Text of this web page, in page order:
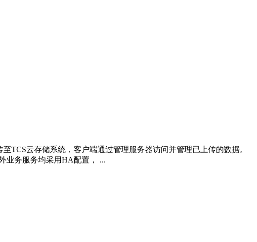
TCS云存储系统，客户端通过管理服务器访问并管理已上传的数据。
业务服务均采用HA配置， ...